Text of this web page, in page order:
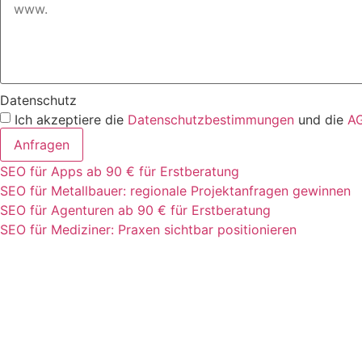
Datenschutz
Ich akzeptiere die Datenschutzbestimmungen und die
Anfragen
SEO für Apps ab 90 € für Erstberatung
SEO für Metallbauer: regionale Projektanfragen gewinnen
SEO für Agenturen ab 90 € für Erstberatung
SEO für Mediziner: Praxen sichtbar positionieren